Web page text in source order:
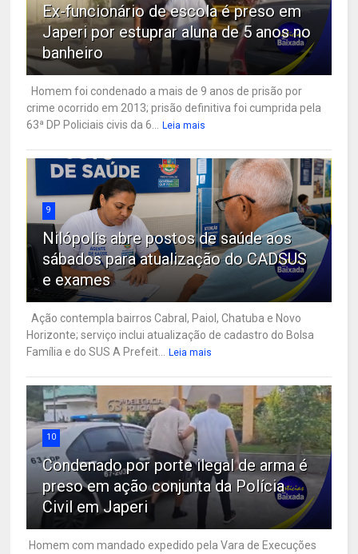
Ex-funcionário de escola é preso em
Japeri por estuprar aluna de 5 anos no
banheiro
Homem foi condenado a mais de 9 anos de prisão por
crime ocorrido em 2013; prisão definitiva foi cumprida pela
63ª DP Policiais civis da 6...
Leia mais
9
Nilópolis abre postos de saúde aos
sábados para atualização do CADSUS
e exames
Ação contempla bairros Cabral, Paiol, Chatuba e Novo
Horizonte; serviço inclui atualização de cadastro do Bolsa
Família e do SUS A Prefeit...
Leia mais
10
Condenado por porte ilegal de arma é
preso em ação conjunta da Polícia
Civil em Japeri
Homem com mandado expedido pela Vara de Execuções